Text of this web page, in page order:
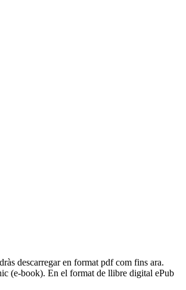
descarregar en format pdf com fins ara.
(e-book). En el format de llibre digital ePub